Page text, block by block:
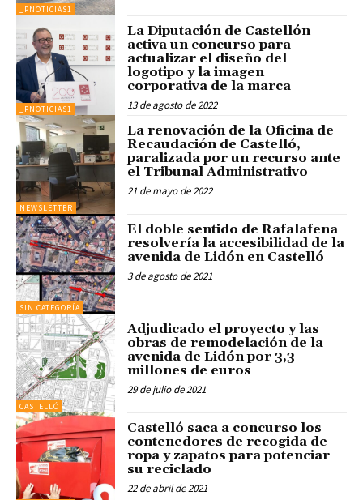
_PNOTICIAS1
_PNOTICIAS1
La Diputación de Castellón
activa un concurso para
actualizar el diseño del
logotipo y la imagen
corporativa de la marca
13 de agosto de 2022
NEWSLETTER
La renovación de la Oficina de
Recaudación de Castelló,
paralizada por un recurso ante
el Tribunal Administrativo
21 de mayo de 2022
SIN CATEGORÍA
El doble sentido de Rafalafena
resolvería la accesibilidad de la
avenida de Lidón en Castelló
3 de agosto de 2021
CASTELLÓ
Adjudicado el proyecto y las
obras de remodelación de la
avenida de Lidón por 3,3
millones de euros
29 de julio de 2021
Castelló saca a concurso los
contenedores de recogida de
ropa y zapatos para potenciar
su reciclado
22 de abril de 2021